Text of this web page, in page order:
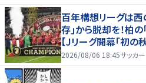
百年構想リーグは
存｣から脱却を！柏
【Jリーグ開幕｢初の
2026/08/06 18:45サッカー